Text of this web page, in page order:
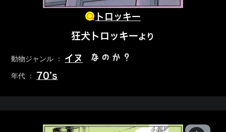
トロッキー
狂犬トロッキーより
動物ジャンル ： イヌ なのか？
年代 ： 70’s